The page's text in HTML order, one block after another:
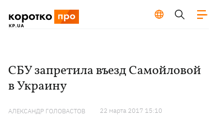
СБУ запретила въезд Самойловой
в Украину
АЛЕКСАНДР ГОЛОВАСТОВ 22 марта 2017 15:10